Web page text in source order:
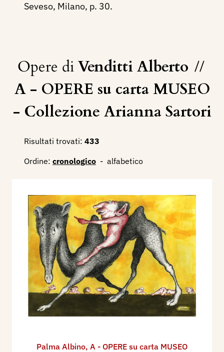
Seveso, Milano, p. 30.
Opere diVenditti Alberto //
A - OPERE su carta MUSEO
- Collezione Arianna Sartori
Risultati trovati: 433
Ordine: cronologico - alfabetico
Palma Albino, A - OPERE su carta MUSEO